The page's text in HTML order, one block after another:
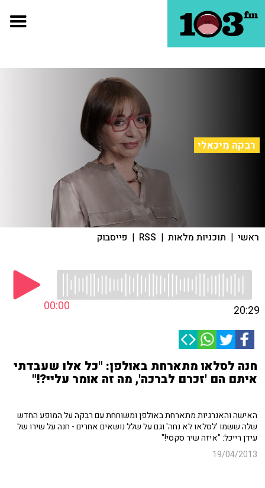
רבקה מיכאלי
ראשי | תוכניות מלאות |
RSS
| פייסבוק
00:00 20:29
חנה לסלאו מתארחת באולפן: "כל אלו שעבדתי
איתם הם 'זכרם לברכה', מה זה אומר עליי?!"
האישה והאנרגיות מתארחת באולפן ומשוחחת עם רבקה על המופע החדש
שלה ששמו 'לסלאו לא נחה' וגם על שלל נושאים אחרים - חנה על שירו של
עידן רייכל: "איזה שיר סקסי!"
19/04/2013